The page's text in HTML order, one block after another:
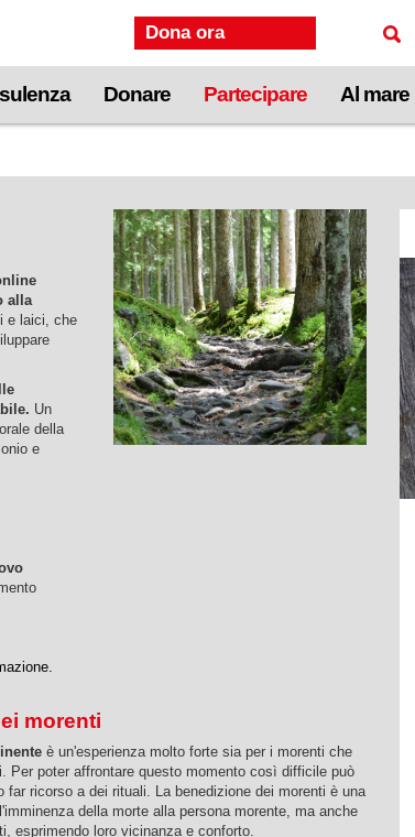
Dona ora
Donare Partecipare Al mare
alla
e laici, che
Un
della
e
morenti
è un'esperienza molto forte sia per i morenti che
Per poter affrontare questo momento così difficile può
far ricorso a dei rituali. La benedizione dei morenti è una
della morte alla persona morente, ma anche
esprimendo loro vicinanza e conforto.